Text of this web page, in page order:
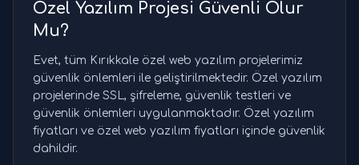
Özel Yazılım Projesi Güvenli Olur
Mu?
Evet, tüm Kırıkkale özel web yazılım projelerimiz
güvenlik önlemleri ile geliştirilmektedir. Özel yazılım
projelerinde SSL, şifreleme, güvenlik testleri ve
güvenlik önlemleri uygulanmaktadır. Özel yazılım
fiyatları ve özel web yazılım fiyatları içinde güvenlik
dahildir.